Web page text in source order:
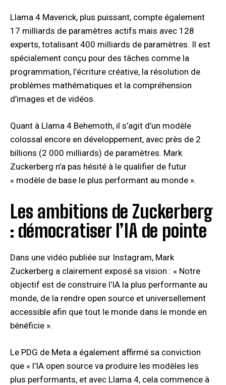
Llama 4 Maverick, plus puissant, compte également
17 milliards de paramètres actifs mais avec 128
experts, totalisant 400 milliards de paramètres. Il est
spécialement conçu pour des tâches comme la
programmation, l’écriture créative, la résolution de
problèmes mathématiques et la compréhension
d’images et de vidéos.
Quant à Llama 4 Behemoth, il s’agit d’un modèle
colossal encore en développement, avec près de 2
billions (2 000 milliards) de paramètres. Mark
Zuckerberg n’a pas hésité à le qualifier de futur
« modèle de base le plus performant au monde ».
Les ambitions de Zuckerberg
: démocratiser l’IA de pointe
Dans une vidéo publiée sur Instagram, Mark
Zuckerberg a clairement exposé sa vision : « Notre
objectif est de construire l’IA la plus performante au
monde, de la rendre open source et universellement
accessible afin que tout le monde dans le monde en
bénéficie ».
Le PDG de Meta a également affirmé sa conviction
que « l’IA open source va produire les modèles les
plus performants, et avec Llama 4, cela commence à